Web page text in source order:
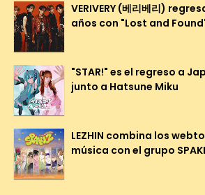
VERIVERY (베리베리)
años con "Lost and
"STAR!" es el regreso a
junto a Hatsune Miku
LEZHIN combina los
música con el grupo